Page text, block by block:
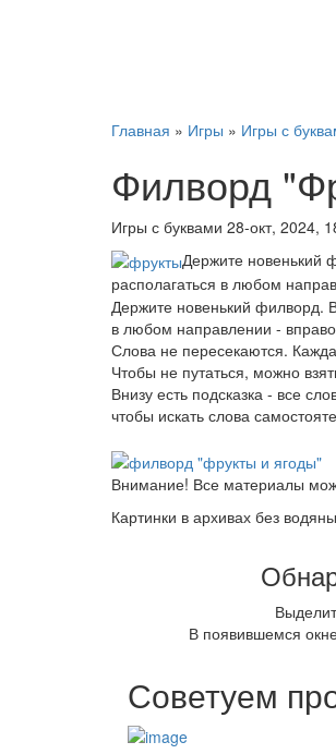
Главная » Игры » Игры с
Филворд
Игры с буквами 28-окт, 2024,
Держите новенький
располагаться в любом
Держите новенький филворд.
в любом направлении -
Слова не пересекаются.
Чтобы не путаться, можно
Внизу есть подсказка - все
чтобы искать слова
Внимание! Все материалы
Картинки в архивах без
В появившемся
Советуем